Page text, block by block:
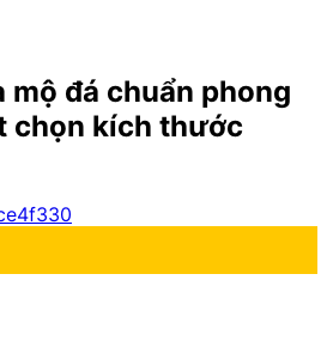
đá chuẩn phong
chọn kích thước